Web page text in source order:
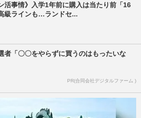
活事情》入学1年前に購入は当たり前「16
級ラインも…ランドセ...
者「〇〇をやらずに買うのはもったいな
PR(合同会社デジタルファーム )